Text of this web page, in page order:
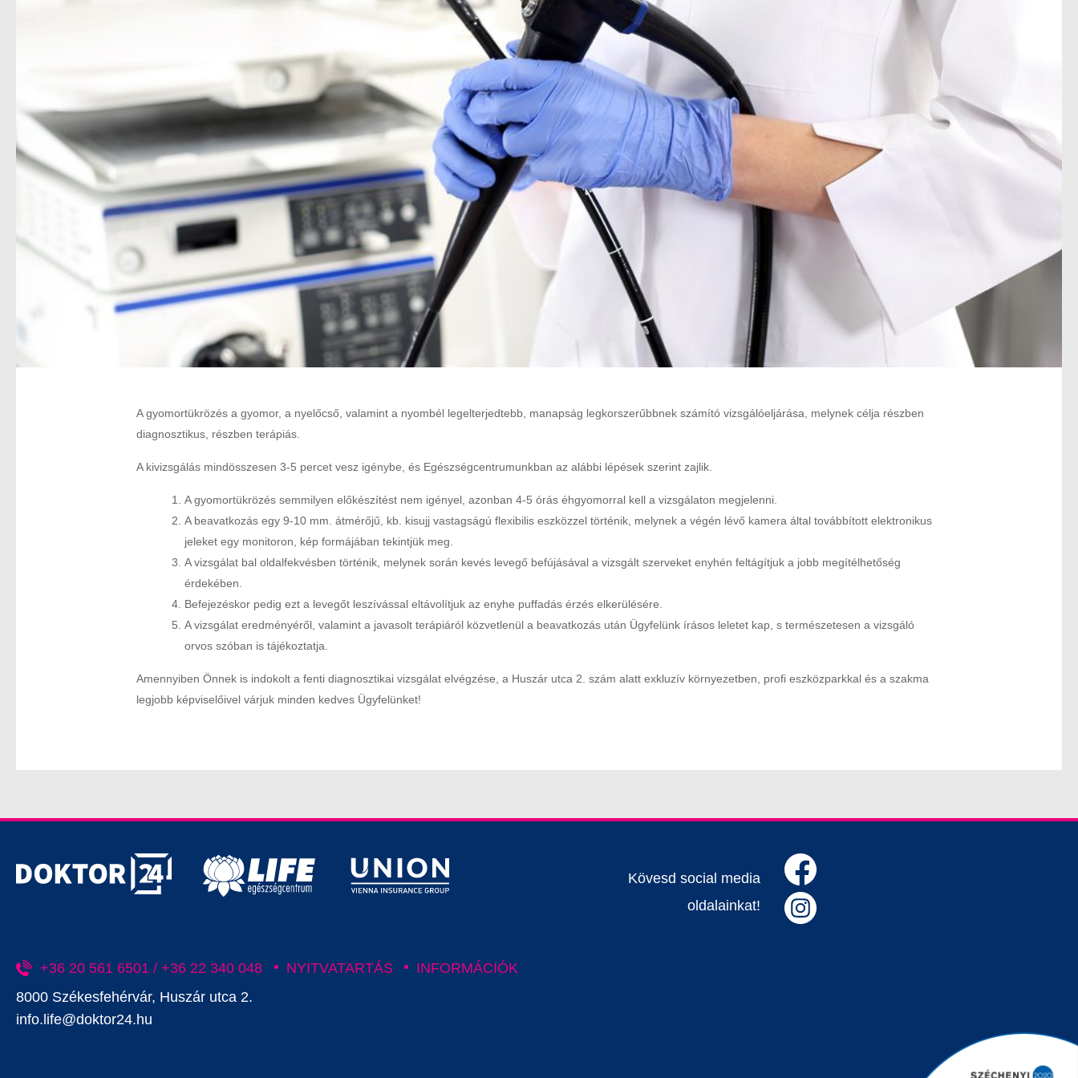
A gyomortükrözés a gyomor, a nyelőcső, valamint a nyombél legelterjedtebb, manapság legkorszerűbbnek számító vizsgálóeljárása, melynek célja részben
diagnosztikus, részben terápiás.
A kivizsgálás mindösszesen 3-5 percet vesz igénybe, és Egészségcentrumunkban az alábbi lépések szerint zajlik.
A gyomortükrözés semmilyen előkészítést nem igényel, azonban 4-5 órás éhgyomorral kell a vizsgálaton megjelenni.
A beavatkozás egy 9-10 mm. átmérőjű, kb. kisujj vastagságú flexibilis eszközzel történik, melynek a végén lévő kamera által továbbított elektronikus
jeleket egy monitoron, kép formájában tekintjük meg.
A vizsgálat bal oldalfekvésben történik, melynek során kevés levegő befújásával a vizsgált szerveket enyhén feltágítjuk a jobb megítélhetőség
érdekében.
Befejezéskor pedig ezt a levegőt leszívással eltávolítjuk az enyhe puffadás érzés elkerülésére.
A vizsgálat eredményéről, valamint a javasolt terápiáról közvetlenül a beavatkozás után Ügyfelünk írásos leletet kap, s természetesen a vizsgáló
orvos szóban is tájékoztatja.
Amennyiben Önnek is indokolt a fenti diagnosztikai vizsgálat elvégzése, a Huszár utca 2. szám alatt exkluzív környezetben, profi eszközparkkal és a szakma
legjobb képviselőivel várjuk minden kedves Ügyfelünket!
Kövesd social media
oldalainkat!
+36 20 561 6501 / +36 22 340 048 NYITVATARTÁS
INFORMÁCIÓK
8000 Székesfehérvár, Huszár utca 2.
info.life@doktor24.hu